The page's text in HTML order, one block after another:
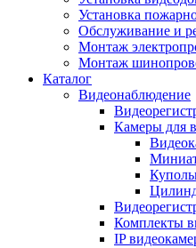
Установка
Обслуживание и
Монтаж
Монтаж
Каталог
Видеонаблюдение
Камеры для
Комплекты
IP